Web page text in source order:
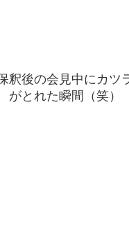
釈後の会見中にカツ
がとれた瞬間（笑）